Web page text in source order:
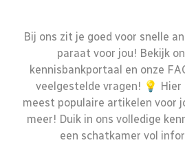
Bij ons zit je goed voor snelle
paraat voor jou! Bekijk
kennisbankportaal en onze
veelgestelde vragen! 💡 Hier
meest populaire artikelen voor
meer! Duik in ons volledige
een schatkamer vol